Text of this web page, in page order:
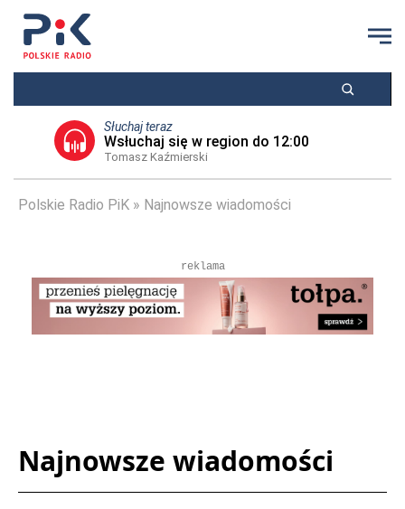
Słuchaj teraz
Wsłuchaj się w region do 12:00
Tomasz Kaźmierski
Polskie Radio PiK Najnowsze wiadomości
reklama
Najnowsze wiadomości